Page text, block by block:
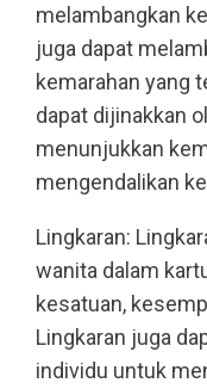
melambangkan
juga dapat
kemarahan yang
dapat dijinakkan
menunjukkan
mengendalikan
Lingkaran:
wanita dalam
kesatuan,
Lingkaran juga
individu untuk